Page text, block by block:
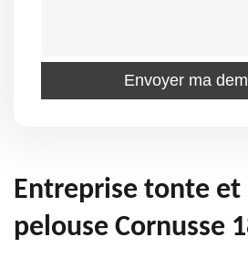
Entreprise tonte
pelouse Cornusse